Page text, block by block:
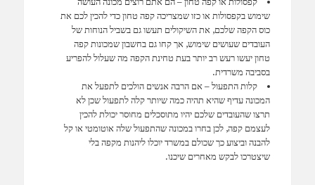
שימוש בקפסולות או כזו שמצריכה קפה טחון כדי להכין לכם את
כוס הקפה שלכם, את השיקולים תעשו גם בשביל הנוחות של
העובדים שעושים שימוש, אך קחו גם בחשבון שמכונות קפה
טחון יעשו רעש רב יותר בעת טחינת הקפה מה שעלול להפריע
בסביבה משרדית.
קלות התפעול – אם הרבה אנשים הולכים לתפעל את
המכונה עדיף שהיא תהיה כמה שיותר קלה לתפעול שכן לא
תרצו שהעובדים שלכם יהיו מתוסכלים מחוסר יכולת להכין
לעצמם קפה, לכן בחרו במכונה שהתפעול שלה אוטומטי או קל
להבנה וביצוע כך שכולם במשרד יוכלו ליהנות מקפה בלי
שיצטרכו לבקש מאחרים שיכנו.